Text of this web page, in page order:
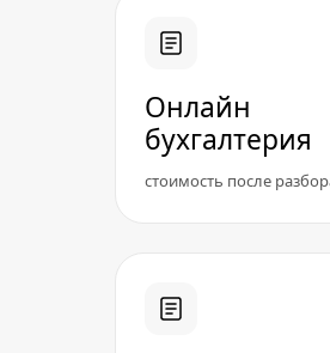
Онлайн
бухгалтерия
стоимость после